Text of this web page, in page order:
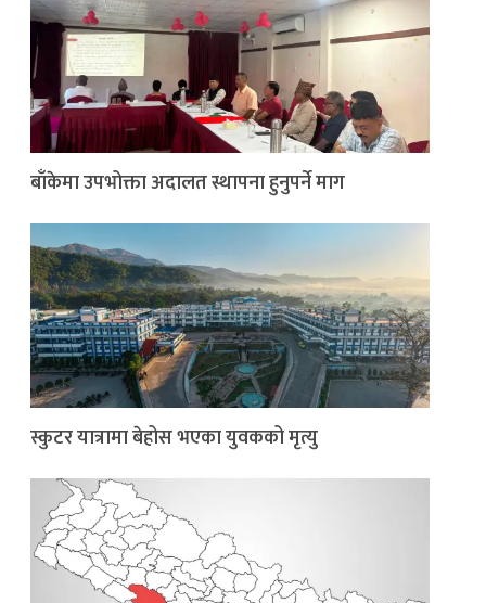
बाँकेमा उपभोक्ता अदालत स्थापना हुनुपर्ने माग
स्कुटर यात्रामा बेहोस भएका युवकको मृत्यु